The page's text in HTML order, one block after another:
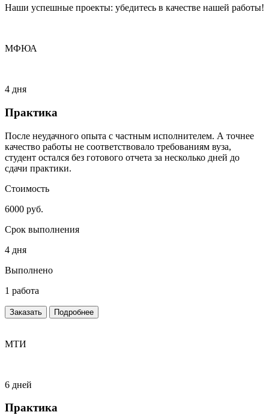
Наши успешные проекты: убедитесь в качестве нашей работы!
МФЮА
4 дня
Практика
После неудачного опыта с частным исполнителем. А точнее
качество работы не соответствовало требованиям вуза,
студент остался без готового отчета за несколько дней до
сдачи практики.
Стоимость
6000 руб.
Срок выполнения
4 дня
Выполнено
1 работа
Заказать Подробнее
МТИ
6 дней
Практика